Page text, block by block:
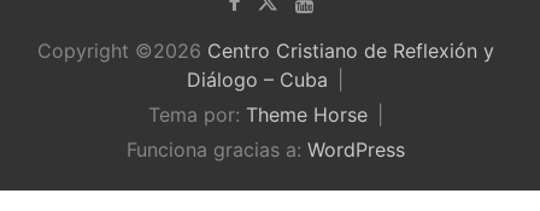
Copyright ©2026 Centro Cristiano de Reflexión y
Diálogo – Cuba
Tema por: Theme Horse
Funciona gracias a: WordPress